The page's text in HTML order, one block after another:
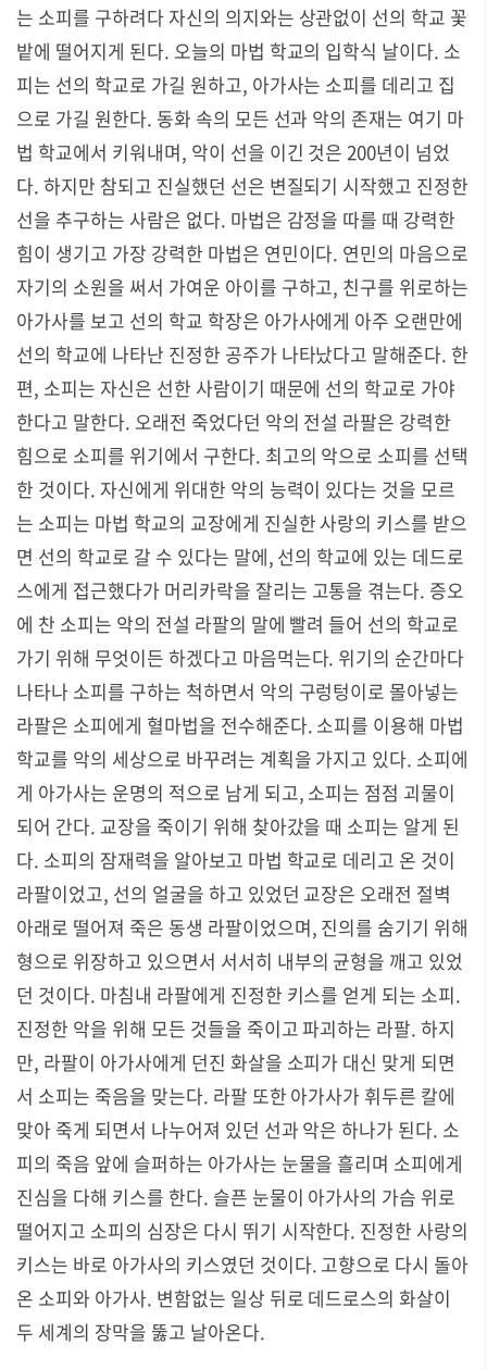
는 소피를 구하려다 자신의 의지와는 상관없이 선의 학교 꽃
밭에 떨어지게 된다. 오늘의 마법 학교의 입학식 날이다. 소
피는 선의 학교로 가길 원하고, 아가사는 소피를 데리고 집
으로 가길 원한다. 동화 속의 모든 선과 악의 존재는 여기 마
법 학교에서 키워내며, 악이 선을 이긴 것은200년이 넘었
다. 하지만 참되고 진실했던 선은 변질되기 시작했고 진정한
선을 추구하는 사람은 없다. 마법은 감정을 따를 때 강력한
힘이 생기고 가장 강력한 마법은 연민이다. 연민의 마음으로
자기의 소원을 써서 가여운 아이를 구하고, 친구를 위로하는
아가사를 보고 선의 학교 학장은 아가사에게 아주 오랜만에
선의 학교에 나타난 진정한 공주가 나타났다고 말해준다. 한
편, 소피는 자신은 선한 사람이기 때문에 선의 학교로 가야
한다고 말한다. 오래전 죽었다던 악의 전설 라팔은 강력한
힘으로 소피를 위기에서 구한다. 최고의 악으로 소피를 선택
한 것이다. 자신에게 위대한 악의 능력이 있다는 것을 모르
는 소피는 마법 학교의 교장에게 진실한 사랑의 키스를 받으
면 선의 학교로 갈 수 있다는 말에, 선의 학교에 있는 데드로
스에게 접근했다가 머리카락을 잘리는 고통을 겪는다. 증오
에 찬 소피는 악의 전설 라팔의 말에 빨려 들어 선의 학교로
가기 위해 무엇이든 하겠다고 마음먹는다. 위기의 순간마다
나타나 소피를 구하는 척하면서 악의 구렁텅이로 몰아넣는
라팔은 소피에게 혈마법을 전수해준다. 소피를 이용해 마법
학교를 악의 세상으로 바꾸려는 계획을 가지고 있다. 소피에
게 아가사는 운명의 적으로 남게 되고, 소피는 점점 괴물이
되어 간다. 교장을 죽이기 위해 찾아갔을 때 소피는 알게 된
다. 소피의 잠재력을 알아보고 마법 학교로 데리고 온 것이
라팔이었고, 선의 얼굴을 하고 있었던 교장은 오래전 절벽
아래로 떨어져 죽은 동생 라팔이었으며, 진의를 숨기기 위해
형으로 위장하고 있으면서 서서히 내부의 균형을 깨고 있었
던 것이다. 마침내 라팔에게 진정한 키스를 얻게 되는 소피.
진정한 악을 위해 모든 것들을 죽이고 파괴하는 라팔.하지
만, 라팔이 아가사에게 던진 화살을 소피가 대신 맞게 되면
서 소피는 죽음을 맞는다. 라팔 또한 아가사가 휘두른 칼에
맞아 죽게 되면서 나누어져 있던 선과 악은 하나가 된다. 소
피의 죽음 앞에 슬퍼하는 아가사는 눈물을 흘리며 소피에게
진심을 다해 키스를 한다. 슬픈 눈물이 아가사의 가슴 위로
떨어지고 소피의 심장은 다시 뛰기 시작한다. 진정한 사랑의
키스는 바로 아가사의 키스였던 것이다. 고향으로 다시 돌아
온 소피와 아가사. 변함없는 일상 뒤로 데드로스의 화살이
두 세계의 장막을 뚫고 날아온다.